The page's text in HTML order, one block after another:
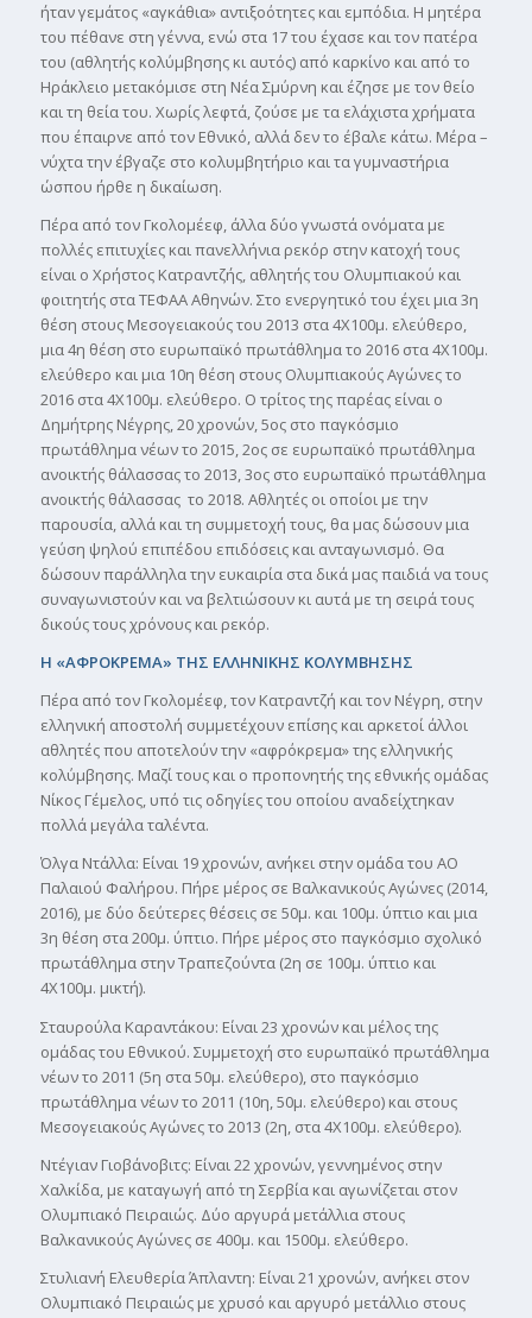
ήταν γεμάτος «αγκάθια» αντιξοότητες και εμπόδια. Η μητέρα
του πέθανε στη γέννα, ενώ στα 17 του έχασε και τον πατέρα
του (αθλητής κολύμβησης κι αυτός) από καρκίνο και από το
Ηράκλειο μετακόμισε στη Νέα Σμύρνη και έζησε με τον θείο
και τη θεία του. Χωρίς λεφτά, ζούσε με τα ελάχιστα χρήματα
που έπαιρνε από τον Εθνικό, αλλά δεν το έβαλε κάτω. Μέρα –
νύχτα την έβγαζε στο κολυμβητήριο και τα γυμναστήρια
ώσπου ήρθε η δικαίωση.
Πέρα από τον Γκολομέεφ, άλλα δύο γνωστά ονόματα με
πολλές επιτυχίες και πανελλήνια ρεκόρ στην κατοχή τους
είναι ο Χρήστος Κατραντζής, αθλητής του Ολυμπιακού και
φοιτητής στα ΤΕΦΑΑ Αθηνών. Στο ενεργητικό του έχει μια 3η
θέση στους Μεσογειακούς του 2013 στα 4Χ100μ. ελεύθερο,
μια 4η θέση στο ευρωπαϊκό πρωτάθλημα το 2016 στα 4Χ100μ.
ελεύθερο και μια 10η θέση στους Ολυμπιακούς Αγώνες το
2016 στα 4Χ100μ. ελεύθερο. Ο τρίτος της παρέας είναι ο
Δημήτρης Νέγρης, 20 χρονών, 5ος στο παγκόσμιο
πρωτάθλημα νέων το 2015, 2ος σε ευρωπαϊκό πρωτάθλημα
ανοικτής θάλασσας το 2013, 3ος στο ευρωπαϊκό πρωτάθλημα
ανοικτής θάλασσας το 2018. Αθλητές οι οποίοι με την
παρουσία, αλλά και τη συμμετοχή τους, θα μας δώσουν μια
γεύση ψηλού επιπέδου επιδόσεις και ανταγωνισμό. Θα
δώσουν παράλληλα την ευκαιρία στα δικά μας παιδιά να τους
συναγωνιστούν και να βελτιώσουν κι αυτά με τη σειρά τους
δικούς τους χρόνους και ρεκόρ.
Η «ΑΦΡΟΚΡΕΜΑ» ΤΗΣ ΕΛΛΗΝΙΚΗΣ ΚΟΛΥΜΒΗΣΗΣ
Πέρα από τον Γκολομέεφ, τον Κατραντζή και τον Νέγρη, στην
ελληνική αποστολή συμμετέχουν επίσης και αρκετοί άλλοι
αθλητές που αποτελούν την «αφρόκρεμα» της ελληνικής
κολύμβησης. Μαζί τους και ο προπονητής της εθνικής ομάδας
Νίκος Γέμελος, υπό τις οδηγίες του οποίου αναδείχτηκαν
πολλά μεγάλα ταλέντα.
Όλγα Ντάλλα: Είναι 19 χρονών, ανήκει στην ομάδα του ΑΟ
Παλαιού Φαλήρου. Πήρε μέρος σε Βαλκανικούς Αγώνες (2014,
2016), με δύο δεύτερες θέσεις σε 50μ. και 100μ. ύπτιο και μια
3η θέση στα 200μ. ύπτιο. Πήρε μέρος στο παγκόσμιο σχολικό
πρωτάθλημα στην Τραπεζούντα (2η σε 100μ. ύπτιο και
4Χ100μ. μικτή).
Σταυρούλα Καραντάκου: Είναι 23 χρονών και μέλος της
ομάδας του Εθνικού. Συμμετοχή στο ευρωπαϊκό πρωτάθλημα
νέων το 2011 (5η στα 50μ. ελεύθερο), στο παγκόσμιο
πρωτάθλημα νέων το 2011 (10η, 50μ. ελεύθερο) και στους
Μεσογειακούς Αγώνες το 2013 (2η, στα 4Χ100μ. ελεύθερο).
Ντέγιαν Γιοβάνοβιτς: Είναι 22 χρονών, γεννημένος στην
Χαλκίδα, με καταγωγή από τη Σερβία και αγωνίζεται στον
Ολυμπιακό Πειραιώς. Δύο αργυρά μετάλλια στους
Βαλκανικούς Αγώνες σε 400μ. και 1500μ. ελεύθερο.
Στυλιανή Ελευθερία Άπλαντη: Είναι 21 χρονών, ανήκει στον
Ολυμπιακό Πειραιώς με χρυσό και αργυρό μετάλλιο στους